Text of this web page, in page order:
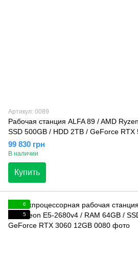
Артикул: 0089
Рабочая станция ALFA 89 / AMD
SSD 500GB / HDD 2TB / GeForce RTX
99 830 грн
В наличии
Купить
6
5